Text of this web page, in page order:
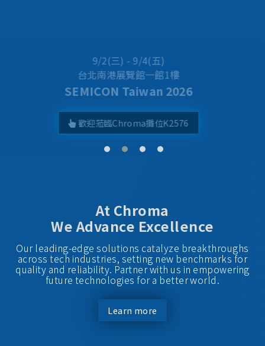
Best Taiwan Global Brands 2025
Chroma ATE Ranked No. 24
At Chroma
We Advance Excellence
Our leading-edge solutions catalyze breakthroughs
across tech industries, setting new benchmarks for
quality and reliability. Partner with us in empowering
future technologies for a better world.
Learn more